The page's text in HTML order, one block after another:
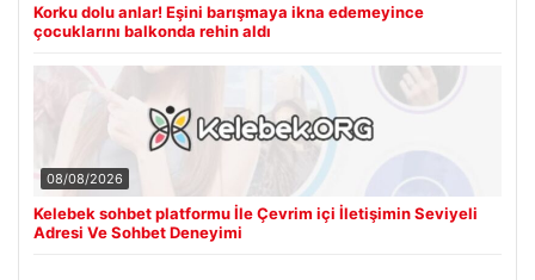
Korku dolu anlar! Eşini barışmaya ikna edemeyince
çocuklarını balkonda rehin aldı
08/08/2026
Kelebek sohbet platformu İle Çevrim içi İletişimin Seviyeli
Adresi Ve Sohbet Deneyimi